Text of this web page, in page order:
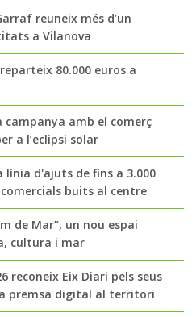
reuneix més d’un
a Vilanova
reparteix 80.000 euros a
campanya amb el comerç
a l’eclipsi solar
línia d'ajuts de fins a 3.000
buits al centre
de Mar”, un nou espai
cultura i mar
reconeix Eix Diari pels seus
premsa digital al territori